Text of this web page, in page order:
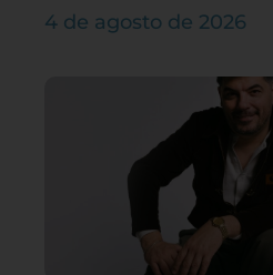
4 de agosto de 2026